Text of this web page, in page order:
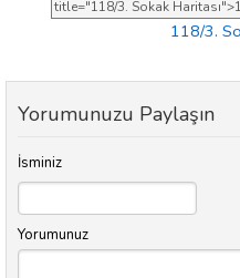
118/3.
Yorumunuzu Paylaşın
İsminiz
Yorumunuz